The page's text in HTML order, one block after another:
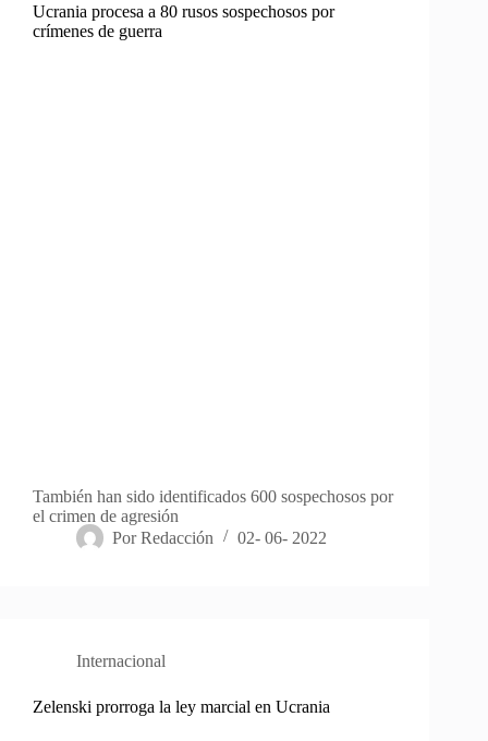
Ucrania procesa a 80 rusos sospechosos por
crímenes de guerra
También han sido identificados 600 sospechosos por
el crimen de agresión
Por Redacción 02- 06- 2022
Internacional
Zelenski prorroga la ley marcial en Ucrania